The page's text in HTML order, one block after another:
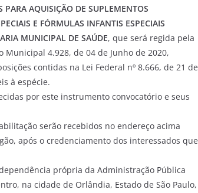
PARA AQUISIÇÃO DE SUPLEMENTOS
E FÓRMULAS INFANTIS ESPECIAIS
MUNICIPAL DE SAÚDE, que será regida pela
Municipal 4.928, de 04 de Junho de 2020,
contidas na Lei Federal nº 8.666, de 21 de
à espécie.
por este instrumento convocatório e seus
serão recebidos no endereço acima
após o credenciamento dos interessados que
própria da Administração Pública
na cidade de Orlândia, Estado de São Paulo,